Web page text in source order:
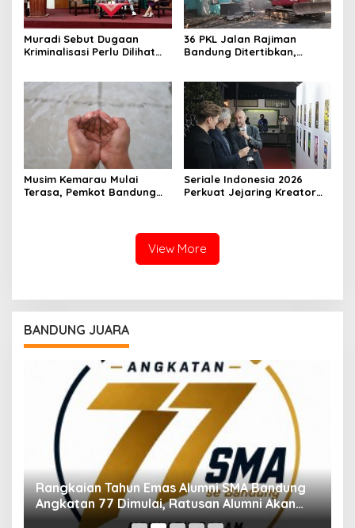
Muradi Sebut Dugaan
Kriminalisasi Perlu Dilihat
36 PKL Jalan Rajiman
Bandung Ditertibkan,
Musim Kemarau Mulai
Terasa, Pemkot Bandung
Seriale Indonesia 2026
Perkuat Jejaring Kreator
View More
BANDUNG JUARA
Rangkaian Tahun Emas Alumni SMA Bandung
Angkatan 77 Dimulai, Ratusan Alumni Akan
Ikuti Jalan Sehat